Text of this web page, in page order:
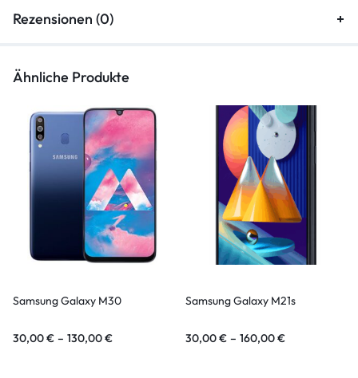
Rezensionen (0)
Ähnliche Produkte
Samsung Galaxy M30
30,00€ – 130,00€
Samsung Galaxy M21s
30,00€ – 160,00€